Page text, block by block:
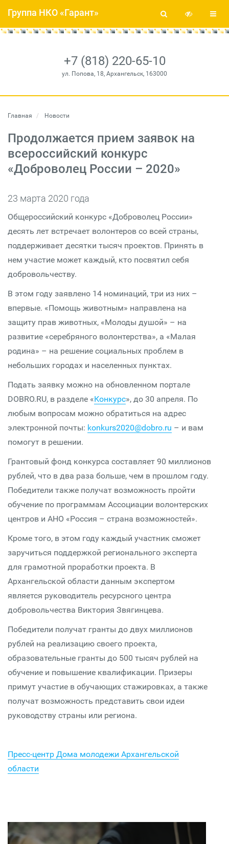
+7 (818) 220-65-10
ул. Попова, 18, Архангельск, 163000
Группа НКО «Гарант»
Главная Новости
Продолжается прием заявок на
всероссийский конкурс
«Доброволец России – 2020»
23 марта 2020 года
Общероссийский конкурс «Доброволец России»
десять лет встречает волонтеров со всей страны,
поддерживает десятки тысяч проектов. Принять в
нем участие может каждый, кто посвятил себя
добровольчеству.
В этом году заявлено 14 номинаций, три из них –
впервые. «Помощь животным» направлена на
защиту прав животных, «Молоды душой» – на
развитие «серебряного волонтерства», а «Малая
родина» – на решение социальных проблем в
небольших городах и населенных пунктах.
Подать заявку можно на обновленном портале
DOBRO.RU, в разделе «Конкурс», до 30 апреля. По
любым вопросам можно обратиться на адрес
электронной почты: konkurs2020@dobro.ru – и вам
помогут в решении.
Грантовый фонд конкурса составляет 90 миллионов
рублей, что в два раза больше, чем в прошлом году.
Победители также получат возможность пройти
обучение по программам Ассоциации волонтерских
центров и АНО «Россия – страна возможностей».
Кроме того, в этом году каждый участник сможет
заручиться поддержкой регионального эксперта
для грамотной проработки проекта. В
Архангельской области данным экспертом
является руководитель ресурсного центра
добровольчества Виктория Звягинцева.
Победители получат гранты до двух миллионов
рублей на реализацию своего проекта,
образовательные гранты до 500 тысяч рублей на
обучение и повышение квалификации. Призеры
примут участие в обучающих стажировках, а также
получат возможность представить свои идеи
руководству страны или региона.
Пресс-центр Дома молодежи Архангельской
области